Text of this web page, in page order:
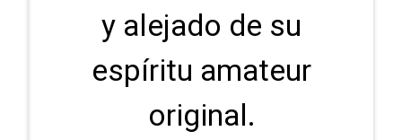
y alejado de su
espíritu amateur
original.